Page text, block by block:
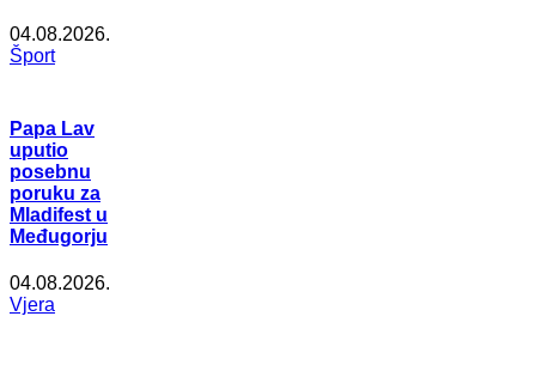
04.08.2026.
Šport
Papa Lav
uputio
posebnu
poruku za
Mladifest u
Međugorju
04.08.2026.
Vjera